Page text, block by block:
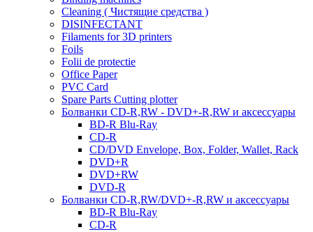
Cleaning ( Чистящие средства )
DISINFECTANT
Filaments for 3D printers
Foils
Folii de protectie
Office Paper
PVC Card
Spare Parts Cutting plotter
Болванки CD-R,RW - DVD+-R,RW и аксессуары
BD-R Blu-Ray
CD-R
CD/DVD Envelope, Box, Folder, Wallet, Rack
DVD+R
DVD+RW
DVD-R
Болванки CD-R,RW/DVD+-R,RW и аксессуары
BD-R Blu-Ray
CD-R